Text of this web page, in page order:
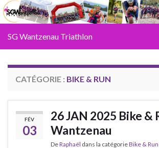
SG Wantzenau Triathlon
CATÉGORIE : BIKE & RUN
FÉV
03
26 JAN 2025 Bike &
Wantzenau
DeRaphaël dans la catégorieBike & Run